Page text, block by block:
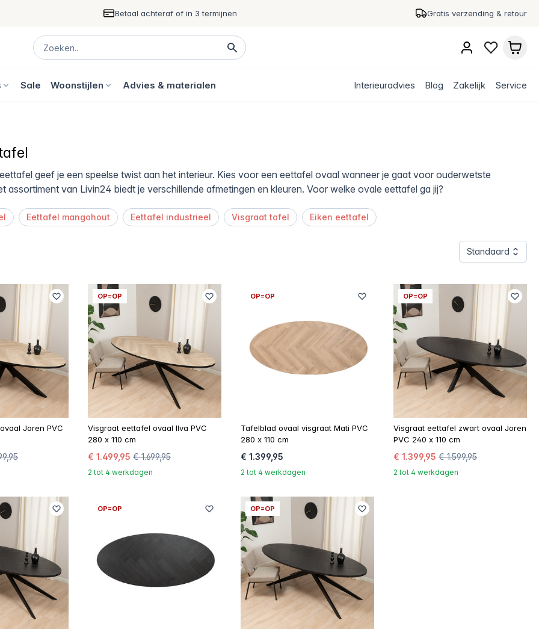
Betaal achteraf of in 3 termijnen Gratis verzending & retour
Sale Woonstijlen Advies & materialen Interieuradvies Blog Zakelijk Service
geef je een speelse twist aan het interieur. Kies voor een eettafel ovaal wanneer je gaat voor ouderwetste
assortiment van Livin24 biedt je verschillende afmetingen en kleuren. Voor welke ovale eettafel ga jij?
Eettafel mangohout Eettafel industrieel Visgraat tafel Eiken eettafel
Standaard
Joren PVC
OP=OP
Visgraat eettafel ovaal Ilva PVC
280 x 110 cm
€ 1.499,95 € 1.699,95
2 tot 4 werkdagen
OP=OP
Tafelblad ovaal visgraat Mati PVC
280 x 110 cm
€ 1.399,95
2 tot 4 werkdagen
OP=OP
Visgraat eettafel zwart ovaal Joren
PVC 240 x 110 cm
€ 1.399,95 € 1.599,95
2 tot 4 werkdagen
OP=OP OP=OP